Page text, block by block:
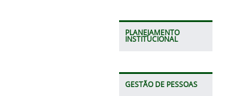
PLANEJAMENTO
INSTITUCIONAL
GESTÃO DE PESSOAS